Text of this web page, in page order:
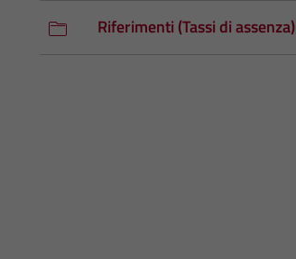
Riferimenti (Tassi di assenza)